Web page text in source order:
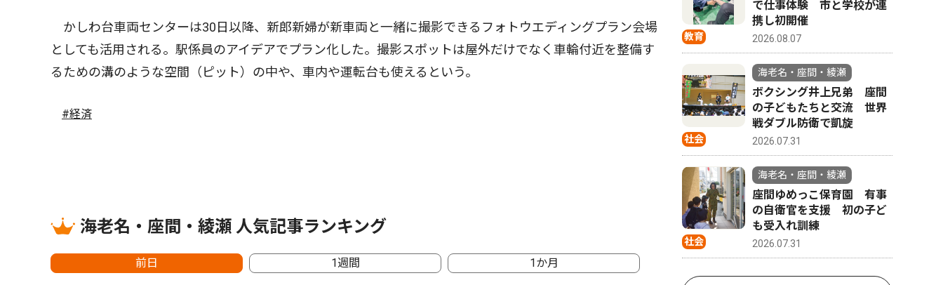
かしわ台車両センターは30日以降、新郎新婦が新車両と一緒に撮影できるフォトウエディングプラン会場
としても活用される。駅係員のアイデアでプラン化した。撮影スポットは屋外だけでなく車輪付近を整備す
るための溝のような空間（ピット）の中や、車内や運転台も使えるという。
#経済
海老名・座間・綾瀬 人気記事ランキング
前日 1週間 1か月
教育
で仕事体験 市と学校が連
携し初開催
2026.08.07
社会
海老名・座間・綾瀬
ボクシング井上兄弟 座間
の子どもたちと交流 世界
戦ダブル防衛で凱旋
2026.07.31
社会
海老名・座間・綾瀬
座間ゆめっこ保育園 有事
の自衛官を支援 初の子ど
も受入れ訓練
2026.07.31